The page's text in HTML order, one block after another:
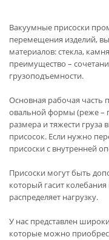
Вакуумные присоски
перемещения изделий,
материалов: стекла,
преимущество –
грузоподъемности.
Основная рабочая часть
овальной формы (реже –
размера и тяжести груза
присосок. Если нужно
присоски с внутренней
Присоски могут быть
который гасит
распределяет нагрузку.
У нас представлен
которые можно